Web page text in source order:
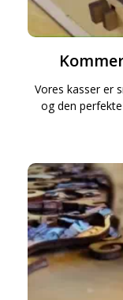
Vores kasser er
og den